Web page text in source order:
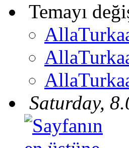
Temayı
Saturday,